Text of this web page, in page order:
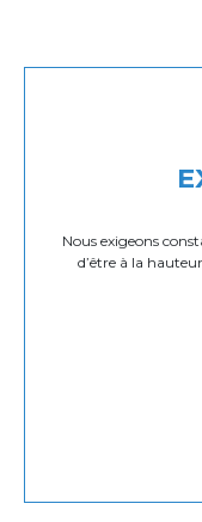
Nous exigeons
d’être à la